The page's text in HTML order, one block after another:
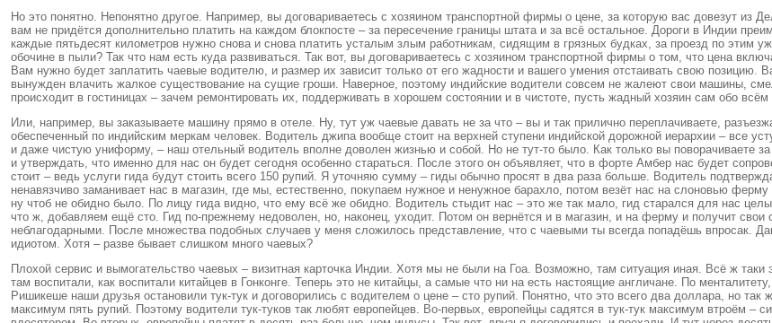
Но это понятно. Непонятно другое. Например, вы договариваетесь с хозяином транспортной фирмы о цене, за которую вас довезут из
вам не придётся дополнительно платить на каждом блокпосте – за пересечение границы штата и за всё остальное. Дороги в Индии
каждые пятьдесят километров нужно снова и снова платить усталым злым работникам, сидящим в грязных будках, за проезд по этим
обочине в пыли? Так что нам есть куда развиваться. Так вот, вы договариваетесь с хозяином транспортной фирмы о том, что цена
Вам нужно будет заплатить чаевые водителю, и размер их зависит только от его жадности и вашего умения отстаивать свою позицию.
вынужден влачить жалкое существование на сущие гроши. Наверное, поэтому индийские водители совсем не жалеют свои машины,
происходит в гостиницах – зачем ремонтировать их, поддерживать в хорошем состоянии и в чистоте, пусть жадный хозяин сам обо всём
Или, например, вы заказываете машину прямо в отеле. Ну, тут уж чаевые давать не за что – вы и так прилично переплачиваете,
обеспеченный по индийским меркам человек. Водитель джипа вообще стоит на верхней ступени индийской дорожной иерархии – все
и даже чистую униформу, – наш отельный водитель вполне доволен жизнью и собой. Но не тут-то было. Как только вы поворачиваете
и утверждать, что именно для нас он будет сегодня особенно стараться. После этого он объявляет, что в форте Амбер нас будет
стоит – ведь услуги гида будут стоить всего 150 рупий. Я уточняю сумму – гиды обычно просят в два раза больше. Водитель
ненавязчиво заманивает нас в магазин, где мы, естественно, покупаем нужное и ненужное барахло, потом везёт нас на слоновью
ну чтоб не обидно было. По лицу гида видно, что ему всё же обидно. Водитель стыдит нас – это же так мало, гид старался для нас
что ж, добавляем ещё сто. Гид по-прежнему недоволен, но, наконец, уходит. Потом он вернётся и в магазин, и на ферму и получит
неблагодарными. После множества подобных случаев у меня сложилось представление, что с чаевыми ты всегда попадёшь
идиотом. Хотя – разве бывает слишком много чаевых?
Плохой сервис и вымогательство чаевых – визитная карточка Индии. Хотя мы не были на Гоа. Возможно, там ситуация иная. Всё ж
там воспитали, как воспитали китайцев в Гонконге. Теперь это не китайцы, а самые что ни на есть настоящие англичане. По
Ришикеше наши друзья остановили тук-тук и договорились с водителем о цене – сто рупий. Понятно, что это всего два доллара, но так
максимум пять рупий. Поэтому водители тук-туков так любят европейцев. Во-первых, европейцы садятся в тук-тук максимум втроём –